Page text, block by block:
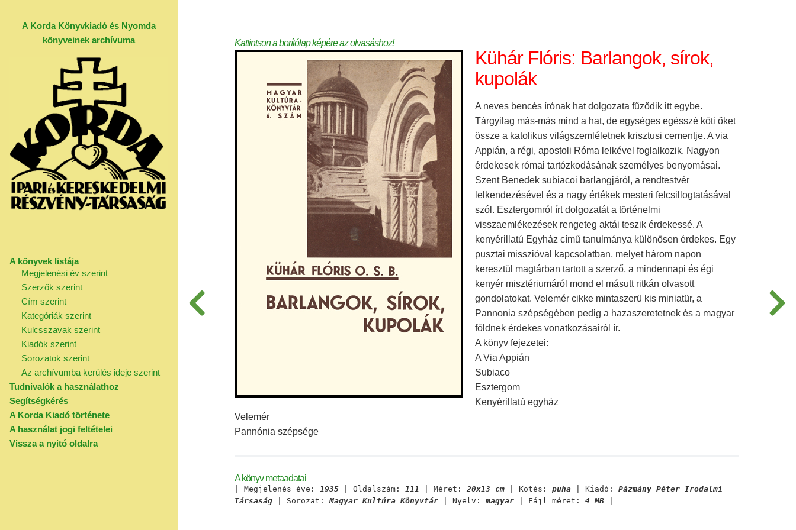
A Korda Könyvkiadó és Nyomda
könyveinek archívuma
A könyvek listája
Megjelenési év szerint
Szerzők szerint
Cím szerint
Kategóriák szerint
Kulcsszavak szerint
Kiadók szerint
Sorozatok szerint
Az archívumba kerülés ideje szerint
Tudnivalók a használathoz
Segítségkérés
A Korda Kiadó története
A használat jogi feltételei
Vissza a nyitó oldalra
Kattintson a borítólap képére az olvasáshoz!
Kühár Flóris: Barlangok, sírok,
kupolák
A neves bencés írónak hat dolgozata fűződik itt egybe.
Tárgyilag más-más mind a hat, de egységes egésszé köti őket
össze a katolikus világszemléletnek krisztusi cementje. A via
Appián, a régi, apostoli Róma lelkével foglalkozik. Nagyon
érdekesek római tartózkodásának személyes benyomásai.
Szent Benedek subiacoi barlangjáról, a rendtestvér
lelkendezésével és a nagy értékek mesteri felcsillogtatásával
szól. Esztergomról írt dolgozatát a történelmi
visszaemlékezések rengeteg aktái teszik érdekessé. A
kenyérillatú Egyház című tanulmánya különösen érdekes. Egy
pusztai misszióval kapcsolatban, melyet három napon
keresztül magtárban tartott a szerző, a mindennapi és égi
kenyér misztériumáról mond el másutt ritkán olvasott
gondolatokat. Velemér cikke mintaszerü kis miniatür, a
Pannonia szépségében pedig a hazaszeretetnek és a magyar
földnek érdekes vonatkozásairól ír.
A könyv fejezetei:
A Via Appián
Subiaco
Esztergom
Kenyérillatú egyház
Velemér
Pannónia szépsége
A könyv metaadatai
| Megjelenés éve: 1935 | Oldalszám: 111 | Méret: 20x13 cm | Kötés: puha | Kiadó: Pázmány Péter Irodalmi
Társaság | Sorozat:Magyar Kultúra Könyvtár | Nyelv: magyar | Fájl méret: 4 MB